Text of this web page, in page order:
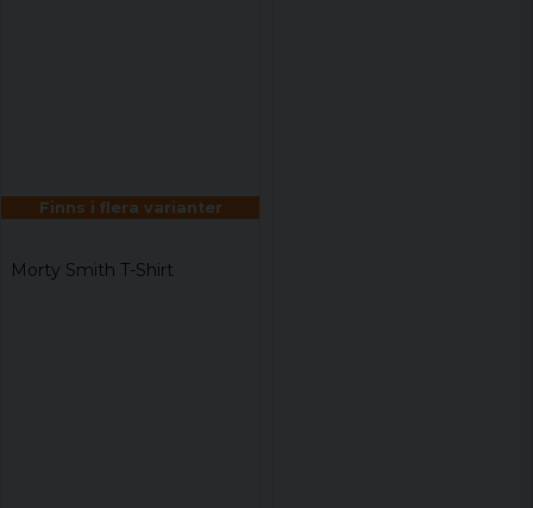
Finns i flera varianter
Morty Smith T-Shirt